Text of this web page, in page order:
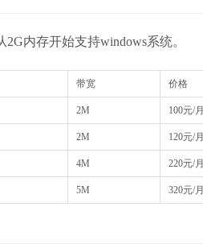
内存开始支持windows系统。
带宽 价格
2M 100元/月
2M 120元/月
4M 220元/月
5M 320元/月